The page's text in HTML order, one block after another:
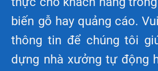
biến gỗ hay quảng cáo.
thông tin để chúng tôi
dựng nhà xưởng tự động